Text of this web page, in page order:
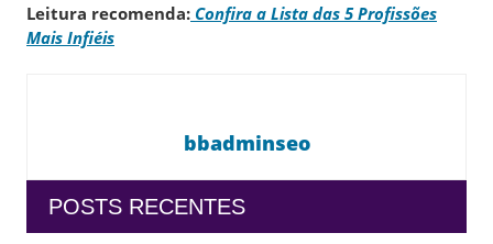
Leitura recomenda: Confira a Lista das 5 Profissões
Mais Infiéis
bbadminseo
POSTS RECENTES